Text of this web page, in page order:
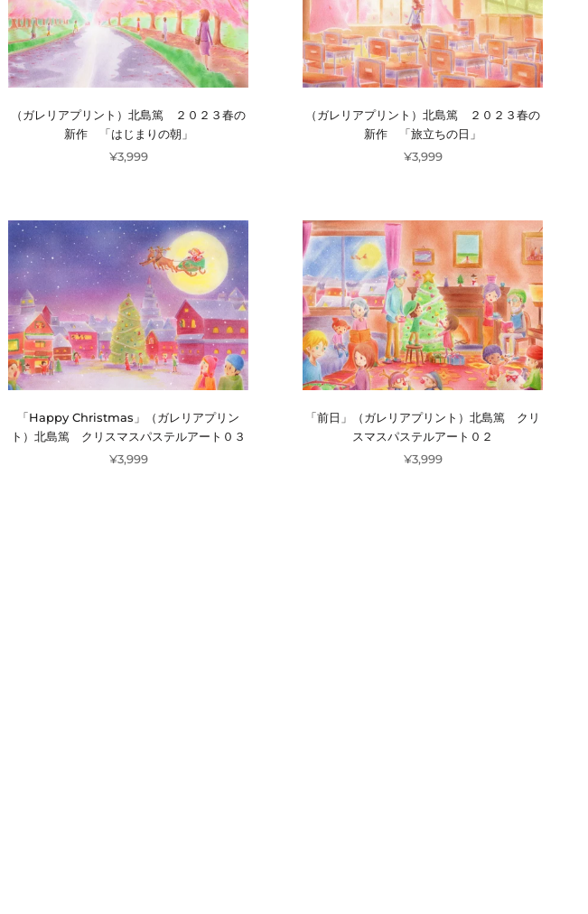
（ガレリアプリント）北島篤 ２０２３春の
新作 「はじまりの朝」
¥3,999
（ガレリアプリント）北島篤 ２０２３春の
新作 「旅立ちの日」
¥3,999
「Happy Christmas」（ガレリアプリン
ト）北島篤 クリスマスパステルアート０３
¥3,999
「前日」（ガレリアプリント）北島篤 クリ
スマスパステルアート０２
¥3,999